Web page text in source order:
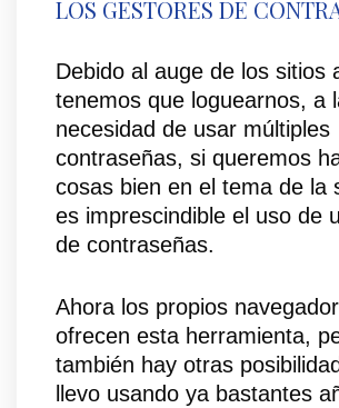
LOS GESTORES DE
Debido al auge de los sitios
tenemos que loguearnos, a
necesidad de usar múltiples
contraseñas, si queremos
cosas bien en el tema de la
es imprescindible el uso de
de contraseñas.
Ahora los propios
ofrecen esta herramienta,
también hay otras
llevo usando ya bastantes